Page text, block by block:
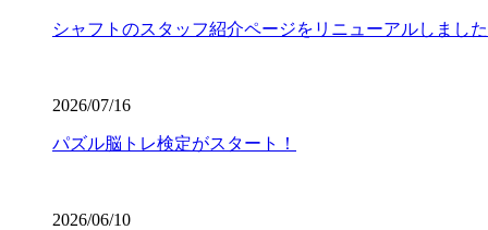
シャフトのスタッフ紹介ページをリニューアルしました
2026/07/16
パズル脳トレ検定がスタート！
2026/06/10